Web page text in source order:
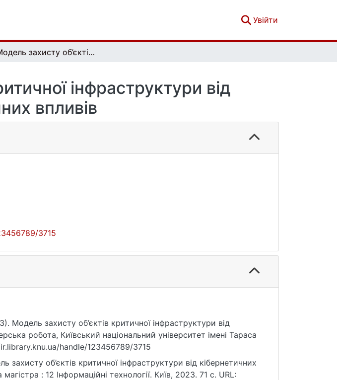
Увійти
Модель захисту об’єктів критичної інфраструктури від кібернетичних впливів
інфраструктури від
впливів
3715
Модель захисту об’єктів критичної інфраструктури від
робота, Київський національний університет імені Тараса
handle/123456789/3715
об’єктів критичної інфраструктури від кібернетичних
магістра : 12 Інформаційні технології. Київ, 2023. 71 с. URL: